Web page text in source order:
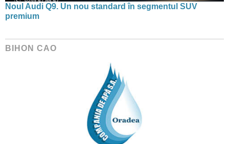
Noul Audi Q9. Un nou standard în segmentul SUV
premium
BIHON CAO